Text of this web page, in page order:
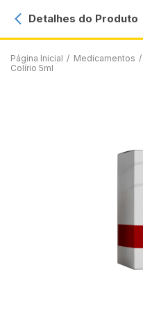
Página Inicial / Medicamentos /
Colírio 5ml
Detalhes do Produto